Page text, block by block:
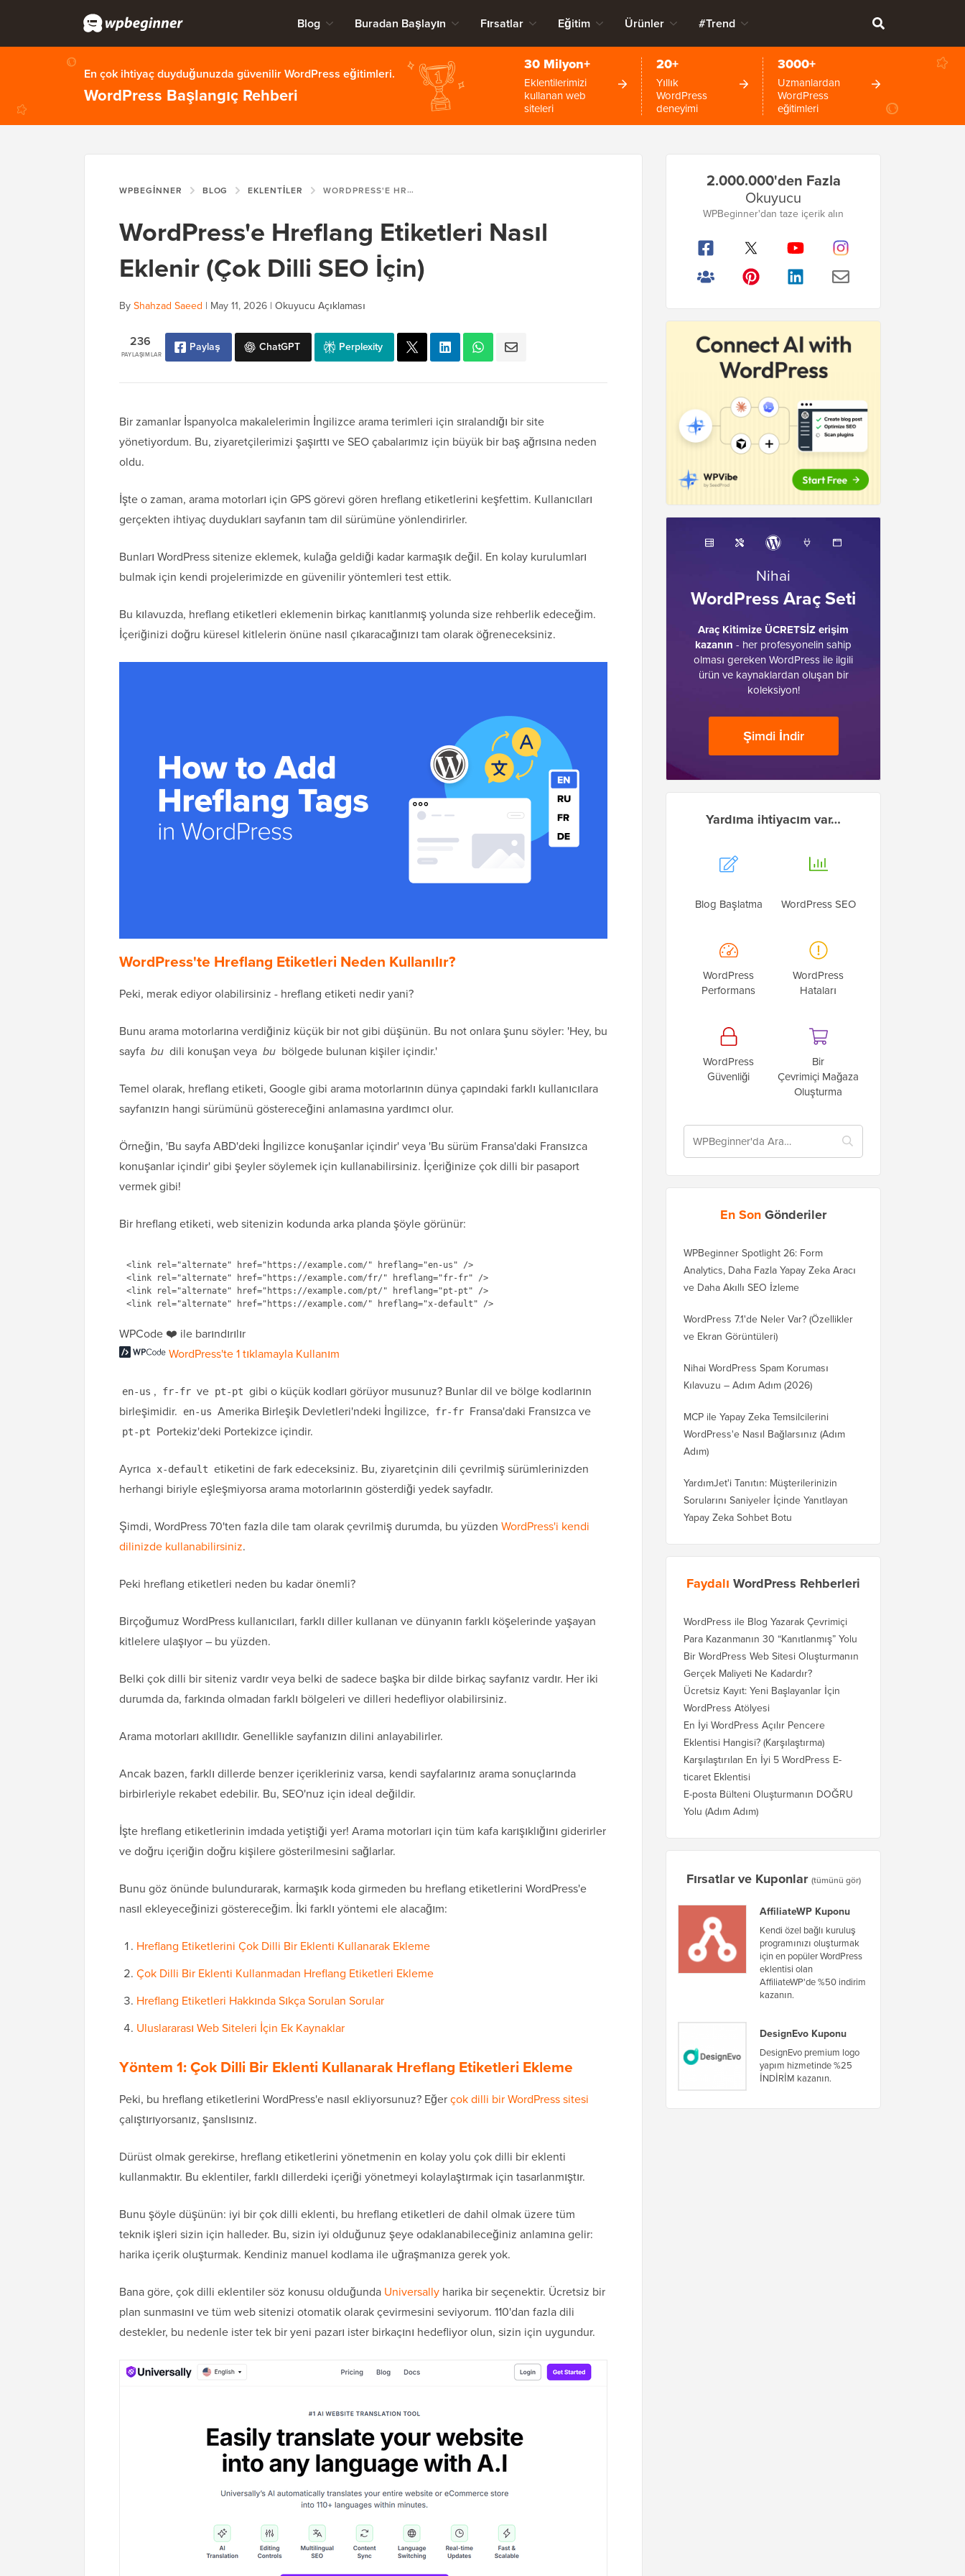
Blog Buradan Başlayın Fırsatlar Eğitim Ürünler #Trend
En çok ihtiyaç duyduğunuzda güvenilir WordPress eğitimleri.
WordPress Başlangıç Rehberi
30 Milyon+
Eklentilerimizi
kullanan web
siteleri
20+
Yıllık
WordPress
deneyimi
3000+
Uzmanlardan
WordPress
eğitimleri
WPBEGINNER BLOG EKLENTILER WORDPRESS'E HREFLANG ETIKETLERI NASIL EKLENIR (ÇOK DILLI SEO İÇIN)
WordPress'e Hreflang Etiketleri Nasıl
Eklenir (Çok Dilli SEO İçin)
ByShahzad Saeed | May 11, 2026 | Okuyucu Açıklaması
PAYLAŞIMLAR
236 Paylaş ChatGPT Perplexity
Bir zamanlar İspanyolca makalelerimin İngilizce arama terimleri için sıralandığı bir site
yönetiyordum. Bu, ziyaretçilerimizi şaşırttı ve SEO çabalarımız için büyük bir baş ağrısına neden
oldu.
İşte o zaman, arama motorları için GPS görevi gören hreflang etiketlerini keşfettim. Kullanıcıları
gerçekten ihtiyaç duydukları sayfanın tam dil sürümüne yönlendirirler.
Bunları WordPress sitenize eklemek, kulağa geldiği kadar karmaşık değil. En kolay kurulumları
bulmak için kendi projelerimizde en güvenilir yöntemleri test ettik.
Bu kılavuzda, hreflang etiketleri eklemenin birkaç kanıtlanmış yolunda size rehberlik edeceğim.
İçeriğinizi doğru küresel kitlelerin önüne nasıl çıkaracağınızı tam olarak öğreneceksiniz.
WordPress'te Hreflang Etiketleri Neden Kullanılır?
Peki, merak ediyor olabilirsiniz - hreflang etiketi nedir yani?
Bunu arama motorlarına verdiğiniz küçük bir not gibi düşünün. Bu not onlara şunu söyler: 'Hey, bu
sayfa bu dili konuşan veya bu bölgede bulunan kişiler içindir.'
Temel olarak, hreflang etiketi, Google gibi arama motorlarının dünya çapındaki farklı kullanıcılara
sayfanızın hangi sürümünü göstereceğini anlamasına yardımcı olur.
Örneğin, 'Bu sayfa ABD'deki İngilizce konuşanlar içindir' veya 'Bu sürüm Fransa'daki Fransızca
konuşanlar içindir' gibi şeyler söylemek için kullanabilirsiniz. İçeriğinize çok dilli bir pasaport
vermek gibi!
Bir hreflang etiketi, web sitenizin kodunda arka planda şöyle görünür:
<link rel="alternate" href="https://example.com/" hreflang="en-us" />
<link rel="alternate" href="https://example.com/fr/" hreflang="fr-fr" />
<link rel="alternate" href="https://example.com/pt/" hreflang="pt-pt" />
<link rel="alternate" href="https://example.com/" hreflang="x-default" />
WPCode ❤️ ile barındırılır
WordPress'te 1 tıklamayla Kullanım
en-us , fr-fr ve pt-pt gibi o küçük kodları görüyor musunuz? Bunlar dil ve bölge kodlarının
birleşimidir.
en-us Amerika Birleşik Devletleri'ndeki İngilizce, fr-fr Fransa'daki Fransızca ve
pt-pt Portekiz'deki Portekizce içindir.
Ayrıca x-default etiketini de fark edeceksiniz. Bu, ziyaretçinin dili çevrilmiş sürümlerinizden
herhangi biriyle eşleşmiyorsa arama motorlarının gösterdiği yedek sayfadır.
Şimdi, WordPress 70'ten fazla dile tam olarak çevrilmiş durumda, bu yüzden WordPress'i kendi
dilinizde kullanabilirsiniz.
Peki hreflang etiketleri neden bu kadar önemli?
Birçoğumuz WordPress kullanıcıları, farklı diller kullanan ve dünyanın farklı köşelerinde yaşayan
kitlelere ulaşıyor – bu yüzden.
Belki çok dilli bir siteniz vardır veya belki de sadece başka bir dilde birkaç sayfanız vardır. Her iki
durumda da, farkında olmadan farklı bölgeleri ve dilleri hedefliyor olabilirsiniz.
Arama motorları akıllıdır. Genellikle sayfanızın dilini anlayabilirler.
Ancak bazen, farklı dillerde benzer içerikleriniz varsa, kendi sayfalarınız arama sonuçlarında
birbirleriyle rekabet edebilir. Bu, SEO'nuz için ideal değildir.
İşte hreflang etiketlerinin imdada yetiştiği yer! Arama motorları için tüm kafa karışıklığını giderirler
ve doğru içeriğin doğru kişilere gösterilmesini sağlarlar.
Bunu göz önünde bulundurarak, karmaşık koda girmeden bu hreflang etiketlerini WordPress'e
nasıl ekleyeceğinizi göstereceğim. İki farklı yöntemi ele alacağım:
Hreflang Etiketlerini Çok Dilli Bir Eklenti Kullanarak Ekleme
Çok Dilli Bir Eklenti Kullanmadan Hreflang Etiketleri Ekleme
Hreflang Etiketleri Hakkında Sıkça Sorulan Sorular
Uluslararası Web Siteleri İçin Ek Kaynaklar
Yöntem 1: Çok Dilli Bir Eklenti Kullanarak Hreflang Etiketleri Ekleme
Peki, bu hreflang etiketlerini WordPress'e nasıl ekliyorsunuz? Eğerçok dilli bir WordPress sitesi
çalıştırıyorsanız, şanslısınız.
Dürüst olmak gerekirse, hreflang etiketlerini yönetmenin en kolay yolu çok dilli bir eklenti
kullanmaktır. Bu eklentiler, farklı dillerdeki içeriği yönetmeyi kolaylaştırmak için tasarlanmıştır.
Bunu şöyle düşünün: iyi bir çok dilli eklenti, bu hreflang etiketleri de dahil olmak üzere tüm
teknik işleri sizin için halleder. Bu, sizin iyi olduğunuz şeye odaklanabileceğiniz anlamına gelir:
harika içerik oluşturmak. Kendiniz manuel kodlama ile uğraşmanıza gerek yok.
Bana göre, çok dilli eklentiler söz konusu olduğunda Universally harika bir seçenektir. Ücretsiz bir
plan sunmasını ve tüm web sitenizi otomatik olarak çevirmesini seviyorum. 110'dan fazla dili
destekler, bu nedenle ister tek bir yeni pazarı ister birkaçını hedefliyor olun, sizin için uygundur.
Kenar
Çubuğu
2.000.000'den Fazla
Okuyucu
WPBeginner'dan taze içerik alın
Nihai
WordPress Araç Seti
Araç Kitimize ÜCRETSİZ erişim
kazanın - her profesyonelin sahip
olması gereken WordPress ile ilgili
ürün ve kaynaklardan oluşan bir
koleksiyon!
Şimdi İndir
Yardıma ihtiyacım var…
Blog Başlatma WordPress SEO
WordPress
Performans
WordPress
Hataları
WordPress
Güvenliği
Bir
Çevrimiçi Mağaza
Oluşturma
En SonGönderiler
WPBeginner Spotlight 26: Form
Analytics, Daha Fazla Yapay Zeka Aracı
ve Daha Akıllı SEO İzleme
WordPress 7.1'de Neler Var? (Özellikler
ve Ekran Görüntüleri)
Nihai WordPress Spam Koruması
Kılavuzu – Adım Adım (2026)
MCP ile Yapay Zeka Temsilcilerini
WordPress'e Nasıl Bağlarsınız (Adım
Adım)
YardımJet'i Tanıtın: Müşterilerinizin
Sorularını Saniyeler İçinde Yanıtlayan
Yapay Zeka Sohbet Botu
Faydalı WordPress Rehberleri
WordPress ile Blog Yazarak Çevrimiçi
Para Kazanmanın 30 “Kanıtlanmış” Yolu
Bir WordPress Web Sitesi Oluşturmanın
Gerçek Maliyeti Ne Kadardır?
Ücretsiz Kayıt: Yeni Başlayanlar İçin
WordPress Atölyesi
En İyi WordPress Açılır Pencere
Eklentisi Hangisi? (Karşılaştırma)
Karşılaştırılan En İyi 5 WordPress E-
ticaret Eklentisi
E-posta Bülteni Oluşturmanın DOĞRU
Yolu (Adım Adım)
Fırsatlar ve Kuponlar (tümünü gör)
AffiliateWP Kuponu
Kendi özel bağlı kuruluş
programınızı oluşturmak
için en popüler WordPress
eklentisi olan
AffiliateWP'de %50 indirim
kazanın.
DesignEvo Kuponu
DesignEvo premium logo
yapım hizmetinde %25
İNDİRİM kazanın.